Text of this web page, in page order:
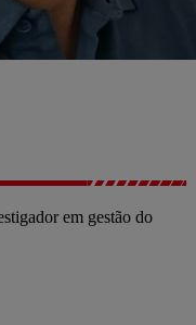
em gestão do